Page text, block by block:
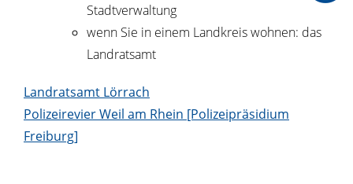
Stadtverwaltung
wenn Sie in einem Landkreis wohnen: das
Landratsamt
Landratsamt Lörrach
Polizeirevier Weil am Rhein [Polizeipräsidium
Freiburg]